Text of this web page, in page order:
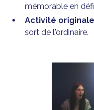
mémorable en
Activité originale
sort de l'ordinaire.